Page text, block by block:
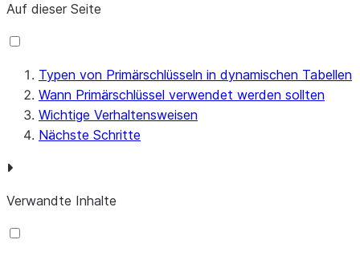
Auf dieser Seite
Typen von Primärschlüsseln in dynamischen Tabellen
Wann Primärschlüssel verwendet werden sollten
Wichtige Verhaltensweisen
Nächste Schritte
Verwandte Inhalte